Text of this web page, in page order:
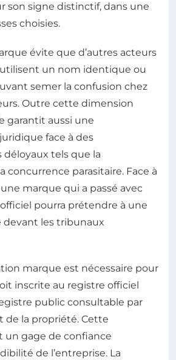
son signe distinctif, dans une
choisies.
évite que d’autres acteurs
un nom identique ou
semer la confusion chez
Outre cette dimension
garantit aussi une
face à des
tels que la
concurrence parasitaire. Face à
marque qui a passé avec
pourra prétendre à une
devant les tribunaux
marque est nécessaire pour
inscrite au registre officiel
public consultable par
la propriété. Cette
un gage de confiance
de l’entreprise. La